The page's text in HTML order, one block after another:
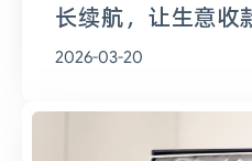
长续航，让生意收
2026-03-20